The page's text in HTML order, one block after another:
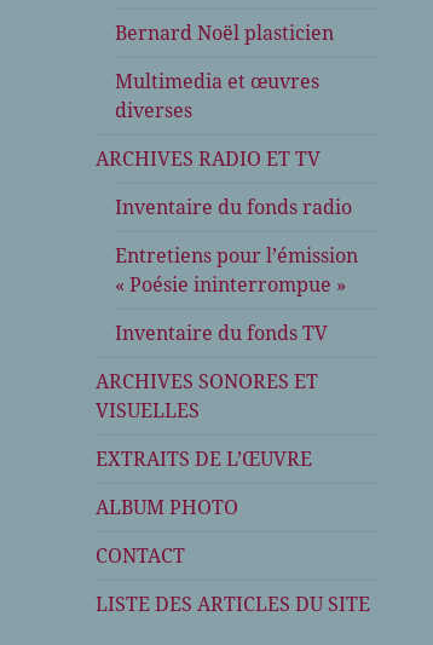
Bernard Noël plasticien
Multimedia et œuvres
diverses
ARCHIVES RADIO ET TV
Inventaire du fonds radio
Entretiens pour l’émission
« Poésie ininterrompue »
Inventaire du fonds TV
ARCHIVES SONORES ET
VISUELLES
EXTRAITS DE L’ŒUVRE
ALBUM PHOTO
CONTACT
LISTE DES ARTICLES DU SITE